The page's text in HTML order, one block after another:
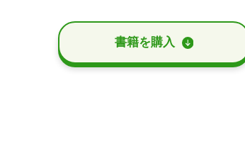
書籍を購⼊